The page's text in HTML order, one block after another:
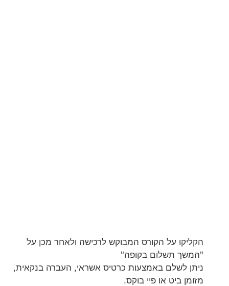
הקליקו על הקורס המבוקש לרכישה ולאחר מכן על
"המשך תשלום בקופה"
ניתן לשלם באמצעות כרטיס אשראי, העברה בנקאית,
מזומן ביט או פיי בוקס.